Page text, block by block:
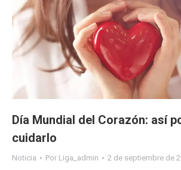
Día Mundial del Corazón: así
cuidarlo
Noticia Por Liga_admin 2 de septiembre de